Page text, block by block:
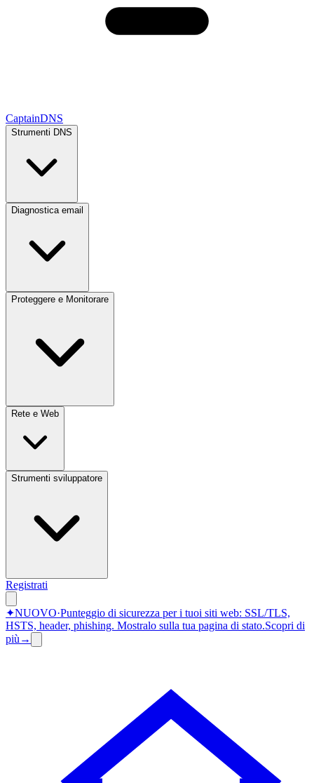
CaptainDNS
Strumenti DNS
Diagnostica email
Proteggere e Monitorare
Rete e Web
Strumenti sviluppatore
Registrati
✦NUOVO·Punteggio di sicurezza per i tuoi siti web: SSL/TLS,
HSTS, header, phishing. Mostralo sulla tua pagina di stato.Scopri di
più →